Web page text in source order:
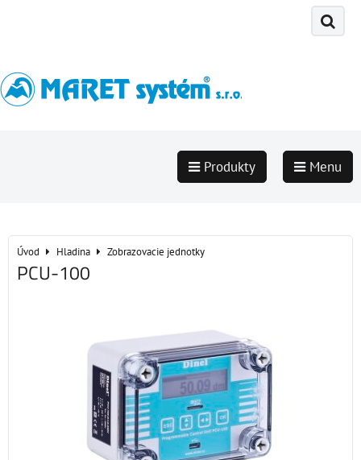
Produkty Menu
Úvod Hladina Zobrazovacie jednotky
PCU-100